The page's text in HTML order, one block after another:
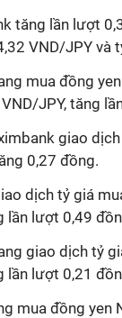
tăng lần lượt
VND/JPY và
mua đồng
JPY, tăng
giao
0,27 đồng.
dịch tỷ giá
lần lượt 0,49
giao dịch tỷ
lần lượt 0,21
mua đồng yen